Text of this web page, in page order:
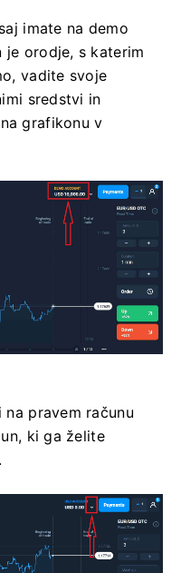
imate na demo
je orodje, s katerim
vadite svoje
sredstvi in
grafikonu v
pravem računu
ki ga želite